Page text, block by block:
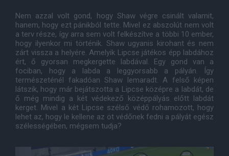
Nem azzal volt gond, hogy Shaw végre csinált valamit,
hanem, hogy ezt pánikból tette. Mivel ez abszolút nem volt
a terv része, így arra sem volt felkészítve a többi 10 ember,
hogy ilyenkor mi történik. Shaw ugyanis kirohant és nem
zárt vissza a helyére. Amelyik Lipcse játékos épp labdához
ért, ő gyorsan megkergette labdával. Egy gond van a
fociban, hogy a labda a leggyorsabb a pályán. Így
természeténél fakadóan Shaw lemaradt. A felső képen
látszik, hogy már bejátszotta a Lipcse középre a labdát, de
ő még mindig a két védekező középpályás előtt labdát
kerget. Mivel a két Lipcse szélső védő rohamozott, hogy
lehet az, hogy le kellene az öt védőnek fedni a pályát egész
szélességében, mégsem tudja?